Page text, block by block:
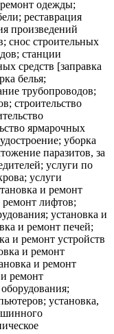
одежды;
реставрация
произведений
снос строительных
станции
средств [заправка
белья;
трубопроводов;
строительство
ярмарочных
уборка
паразитов, за
услуги по
услуги
и ремонт
лифтов;
установка и
и ремонт печей;
и ремонт устройств
и ремонт
и ремонт
ремонт
установка,